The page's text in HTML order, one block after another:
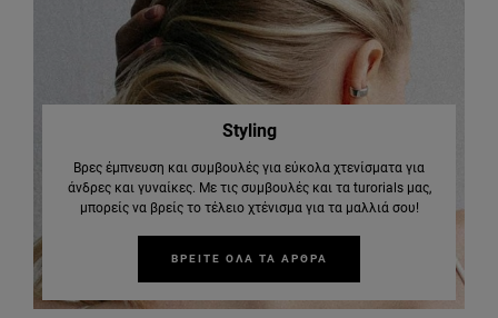
Styling
Βρες έμπνευση και συμβουλές για εύκολα χτενίσματα για
άνδρες και γυναίκες. Με τις συμβουλές και τα turorials μας,
μπορείς να βρείς το τέλειο χτένισμα για τα μαλλιά σου!
ΒΡΕΙΤΕ ΟΛΑ ΤΑ ΑΡΘΡΑ